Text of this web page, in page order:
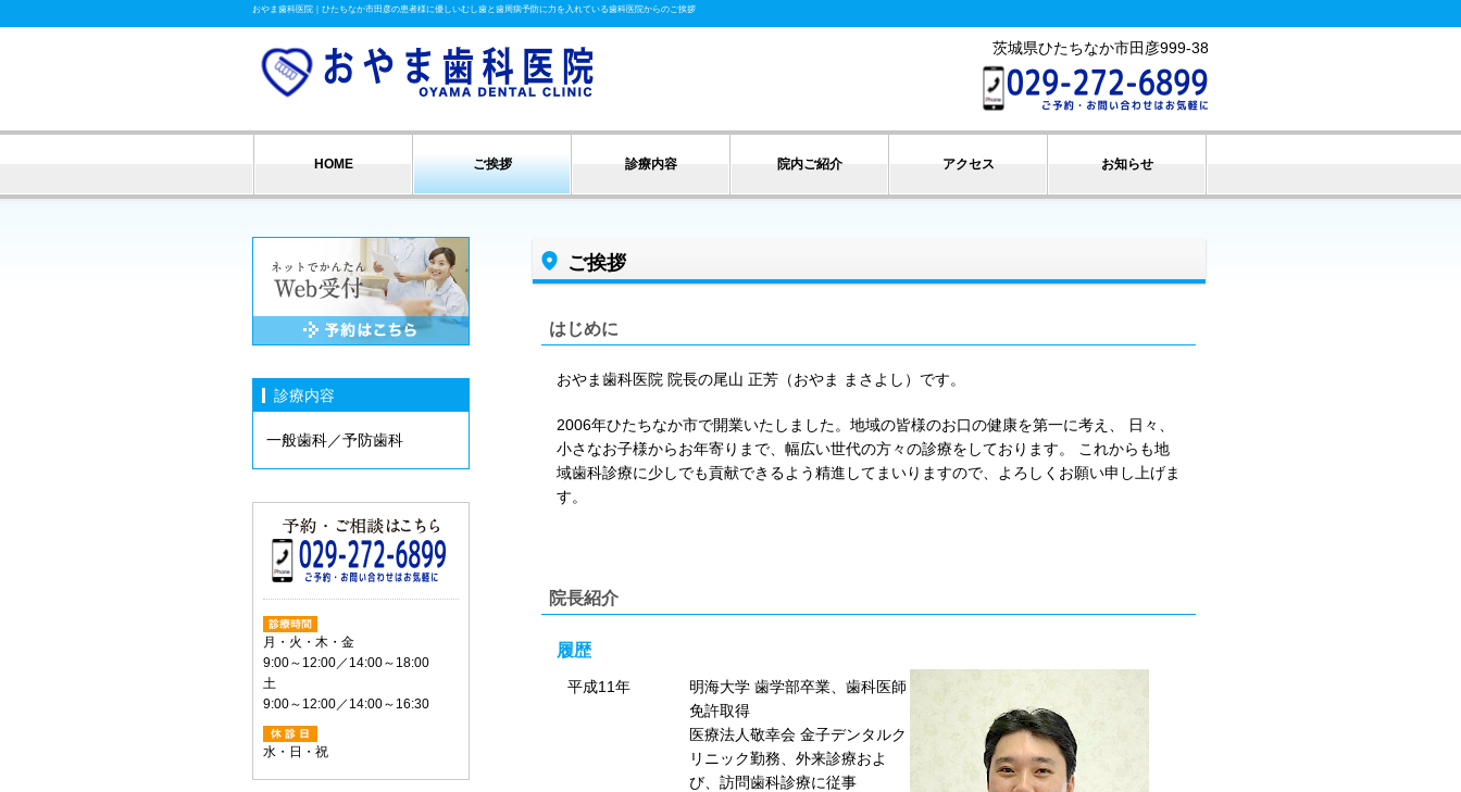
おやま歯科医院｜ひたちなか市田彦の患者様に優しいむし歯と歯周病予防に力を入れている歯科医院からのご挨拶
茨城県ひたちなか市田彦999-38
HOME ご挨拶 診療内容 院内ご紹介 アクセス お知らせ
ご挨拶
はじめに
おやま歯科医院 院長の尾山 正芳（おやま まさよし）です。
2006年ひたちなか市で開業いたしました。地域の皆様のお口の健康を第一に考え、 日々、
小さなお子様からお年寄りまで、幅広い世代の方々の診療をしております。 これからも地
域歯科診療に少しでも貢献できるよう精進してまいりますので、よろしくお願い申し上げま
す。
院長紹介
履歴
平成11年
明海大学 歯学部卒業、歯科医師
免許取得
医療法人敬幸会 金子デンタルク
リニック勤務、外来診療およ
び、訪問歯科診療に従事
診療内容
一般歯科／予防歯科
月・火・木・金
9:00～12:00／14:00～18:00
土
9:00～12:00／14:00～16:30
水・日・祝